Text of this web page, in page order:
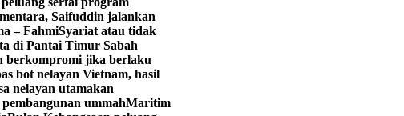
Saifuddin jalankan
– FahmiSyariat atau tidak
di Pantai Timur Sabah
berkompromi jika berlaku
bot nelayan Vietnam, hasil
nelayan utamakan
ummahMaritim